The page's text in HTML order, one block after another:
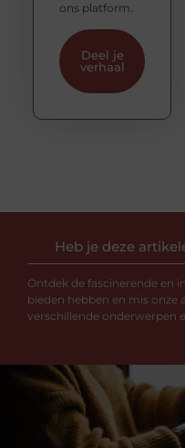
ons platform.
Deel je
verhaal
Heb je deze
Ontdek de fascinerende en
bieden hebben en mis onze
verschillende onderwerpen